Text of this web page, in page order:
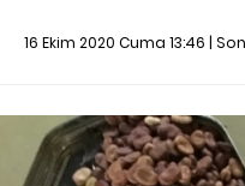
16 Ekim 2020 Cuma 13:46 |